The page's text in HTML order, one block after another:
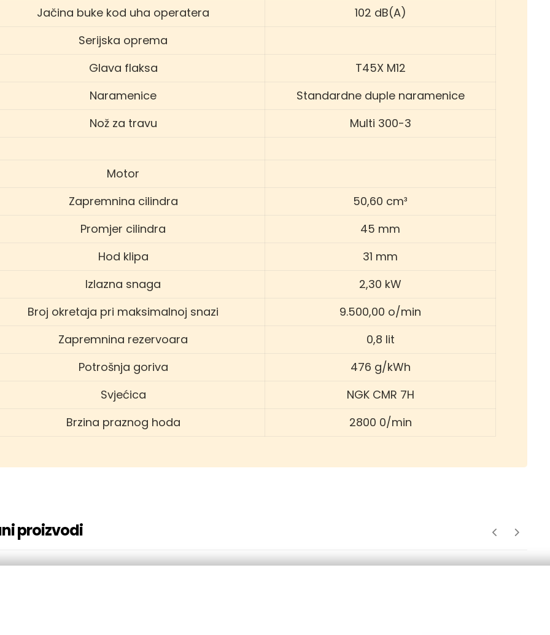
Jačina buke kod uha operatera
102 dB(A)
Serijska oprema
Glava flaksa
T45X M12
Naramenice
Standardne duple naramenice
Nož za travu
Multi 300-3
Motor
Zapremnina cilindra
50,60 cm³
Promjer cilindra
45 mm
Hod klipa
31 mm
Izlazna snaga
2,30 kW
Broj okretaja pri maksimalnoj snazi
9.500,00 o/min
Zapremnina rezervoara
0,8 lit
Potrošnja goriva
476 g/kWh
Svjećica
NGK CMR 7H
Brzina praznog hoda
2800 0/min
proizvodi